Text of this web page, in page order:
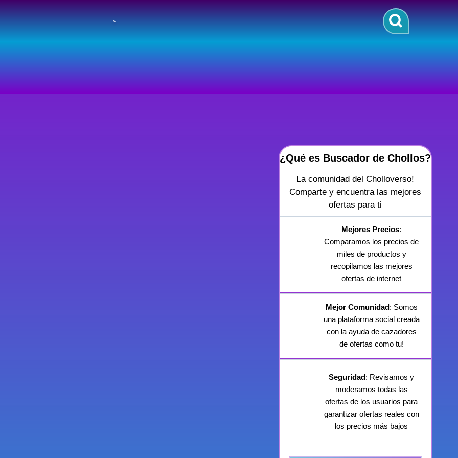
¿Qué es Buscador de Chollos?
La comunidad del Cholloverso!
Comparte y encuentra las mejores
ofertas para ti
Mejores Precios:
Comparamos los precios de
miles de productos y
recopilamos las mejores
ofertas de internet
Mejor Comunidad: Somos
una plataforma social creada
con la ayuda de cazadores
de ofertas como tu!
Seguridad: Revisamos y
moderamos todas las
ofertas de los usuarios para
garantizar ofertas reales con
los precios más bajos